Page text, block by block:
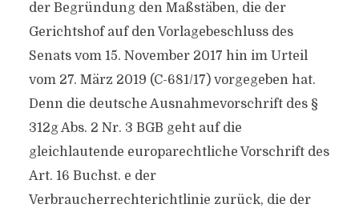
der Begründung den Maßstäben, die der
Gerichtshof auf den Vorlagebeschluss des
Senats vom 15. November 2017 hin im Urteil
vom 27. März 2019 (C-681/17) vorgegeben hat.
Denn die deutsche Ausnahmevorschrift des §
312g Abs. 2 Nr. 3 BGB geht auf die
gleichlautende europarechtliche Vorschrift des
Art. 16 Buchst. e der
Verbraucherrechterichtlinie zurück, die der